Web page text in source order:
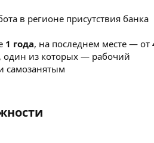
в регионе присутствия банка
1 года, на последнем месте — от
, один из которых — рабочий
самозанятым